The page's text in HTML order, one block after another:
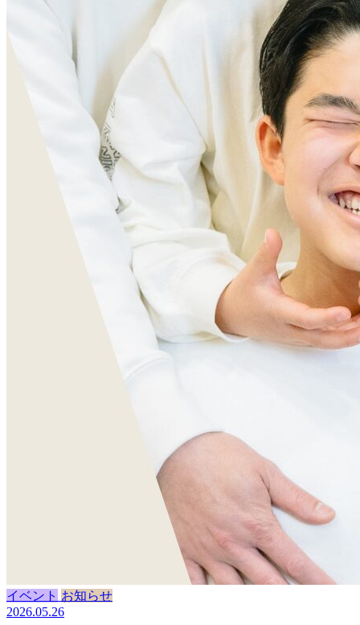
イベント お知らせ
2026.05.26